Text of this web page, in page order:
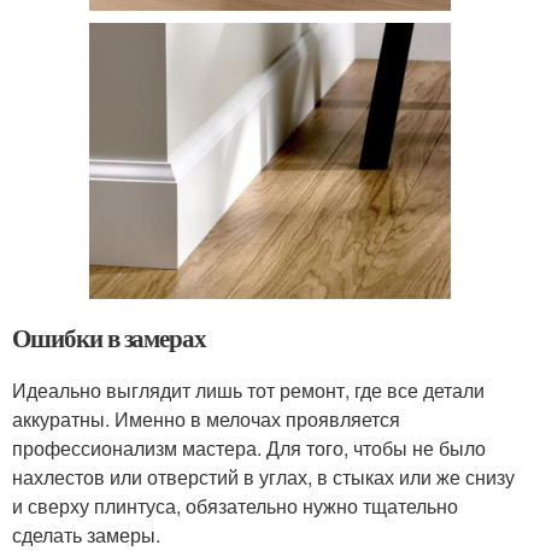
Ошибки в замерах
Идеально выглядит лишь тот ремонт, где все детали
аккуратны. Именно в мелочах проявляется
профессионализм мастера. Для того, чтобы не было
нахлестов или отверстий в углах, в стыках или же снизу
и сверху плинтуса, обязательно нужно тщательно
сделать замеры.